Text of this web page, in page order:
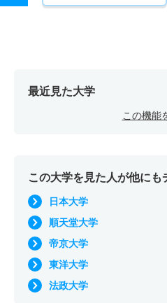
最近見た大学
この機能
この大学を見た人が他にも
日本大学
順天堂大学
帝京大学
東洋大学
法政大学